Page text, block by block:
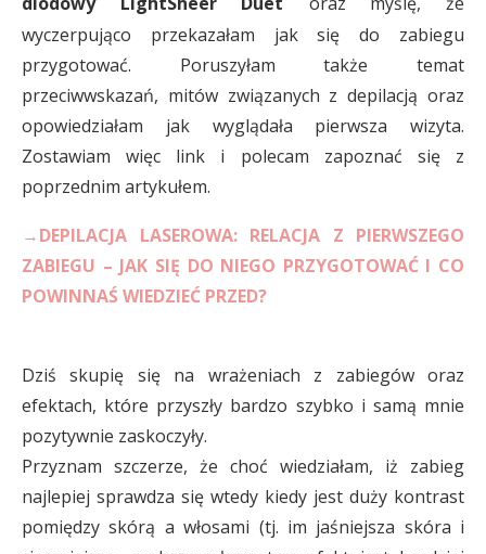
wyczerpująco przekazałam jak się do zabiegu
przygotować. Poruszyłam także temat
przeciwwskazań, mitów związanych z depilacją oraz
opowiedziałam jak wyglądała pierwsza wizyta.
Zostawiam więc link i polecam zapoznać się z
poprzednim artykułem.
→DEPILACJA LASEROWA: RELACJA Z PIERWSZEGO
ZABIEGU – JAK SIĘ DO NIEGO PRZYGOTOWAĆ I CO
POWINNAŚ WIEDZIEĆ PRZED?
Dziś skupię się na wrażeniach z zabiegów oraz
efektach, które przyszły bardzo szybko i samą mnie
pozytywnie zaskoczyły.
Przyznam szczerze, że choć wiedziałam, iż zabieg
najlepiej sprawdza się wtedy kiedy jest duży kontrast
pomiędzy skórą a włosami (tj. im jaśniejsza skóra i